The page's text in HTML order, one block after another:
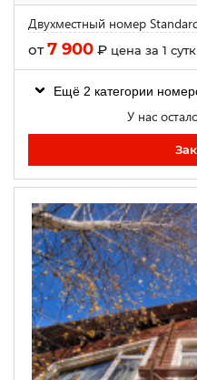
Двухместный номер
от7 900 ₽ цена за 1
Ещё 2 категории
У нас